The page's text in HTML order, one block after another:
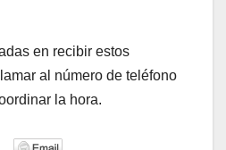
en recibir estos
al número de teléfono
la hora.